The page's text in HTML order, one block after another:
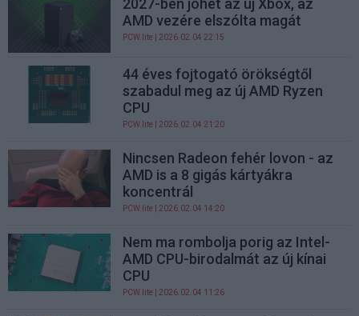
AMD vezére elszólta magát
PCW.lite | 2026.02.04 22:15
44 éves fojtogató örökségtől
szabadul meg az új AMD Ryzen
CPU
PCW.lite | 2026.02.04 21:20
Nincsen Radeon fehér lovon - az
AMD is a 8 gigás kártyákra
koncentrál
PCW.lite | 2026.02.04 14:20
Nem ma rombolja porig az Intel-
AMD CPU-birodalmát az új kínai
CPU
PCW.lite | 2026.02.04 11:26